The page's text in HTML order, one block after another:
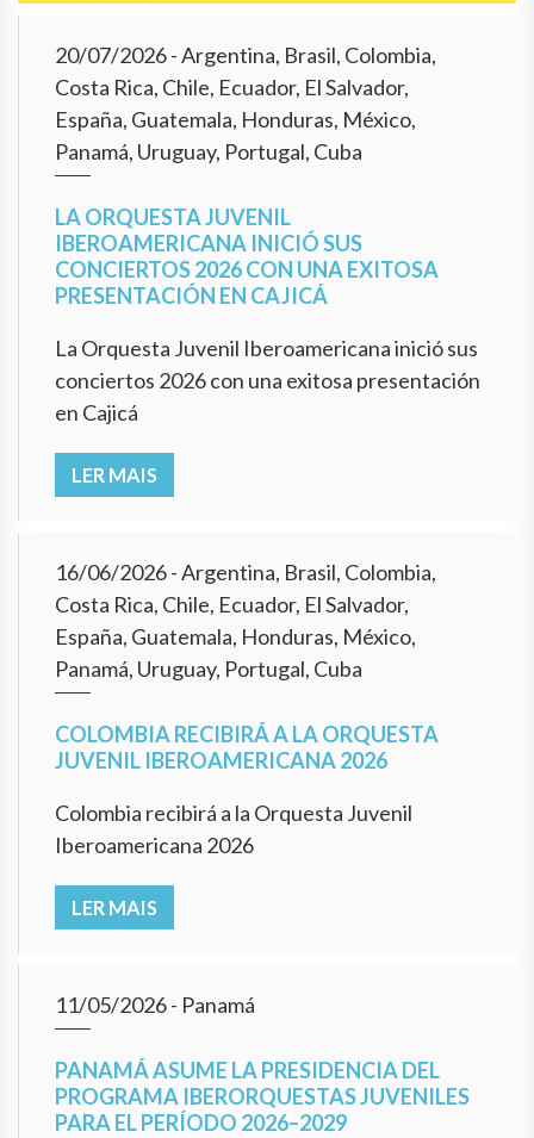
20/07/2026- Argentina, Brasil, Colombia,
Costa Rica, Chile, Ecuador, El Salvador,
España, Guatemala, Honduras, México,
Panamá, Uruguay, Portugal, Cuba
LA ORQUESTA JUVENIL
IBEROAMERICANA INICIÓ SUS
CONCIERTOS 2026 CON UNA EXITOSA
PRESENTACIÓN EN CAJICÁ
La Orquesta Juvenil Iberoamericana inició sus
conciertos 2026 con una exitosa presentación
en Cajicá
LER MAIS
16/06/2026- Argentina, Brasil, Colombia,
Costa Rica, Chile, Ecuador, El Salvador,
España, Guatemala, Honduras, México,
Panamá, Uruguay, Portugal, Cuba
COLOMBIA RECIBIRÁ A LA ORQUESTA
JUVENIL IBEROAMERICANA 2026
Colombia recibirá a la Orquesta Juvenil
Iberoamericana 2026
LER MAIS
11/05/2026- Panamá
PANAMÁ ASUME LA PRESIDENCIA DEL
PROGRAMA IBERORQUESTAS JUVENILES
PARA EL PERÍODO 2026–2029